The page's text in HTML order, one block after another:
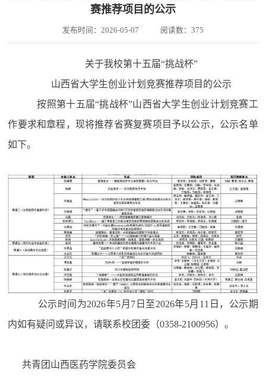
赛推荐项目的公示
发布时间：2026-05-07 阅读数： 375
关于我校第十五届“挑战杯”
山西省大学生创业计划竞赛推荐项目 的公示
按照第十五届“挑战杯”山西省大学生创业计划竞赛工
作要求和章程，现将推荐省赛复赛项目予以公示，公示名单
如下。
公示时间为2026年5月 7日至2026年5月 11 日，公示期
内如有疑问或异议，请联系校团委（0358-2100956）。
共青团 山西医药学院委员会